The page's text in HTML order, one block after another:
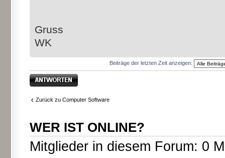
Gruss
WK
Beiträge der letzten Zeit anzeigen:
Antwort erstellen
Zurück zu Computer Software
WER IST ONLINE?
Mitglieder in diesem Forum: 0